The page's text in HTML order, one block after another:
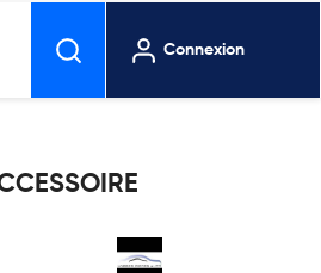
Connexion